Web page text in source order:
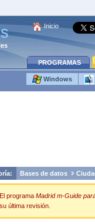
Inicio
PROGRAMAS
Windows
Bases de datos
El programa Madrid m-Guide
su última revisión.